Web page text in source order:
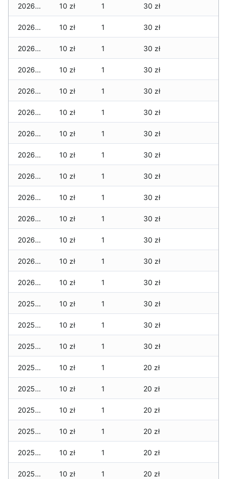
2026-01-15 10 zł 1 30 zł
2026-01-14 10 zł 1 30 zł
2026-01-13 10 zł 1 30 zł
2026-01-12 10 zł 1 30 zł
2026-01-11 10 zł 1 30 zł
2026-01-09 10 zł 1 30 zł
2026-01-08 10 zł 1 30 zł
2026-01-07 10 zł 1 30 zł
2026-01-06 10 zł 1 30 zł
2026-01-05 10 zł 1 30 zł
2026-01-04 10 zł 1 30 zł
2026-01-03 10 zł 1 30 zł
2026-01-02 10 zł 1 30 zł
2026-01-01 10 zł 1 30 zł
2025-12-31 10 zł 1 30 zł
2025-12-30 10 zł 1 30 zł
2025-12-29 10 zł 1 30 zł
2025-12-28 10 zł 1 20 zł
2025-12-27 10 zł 1 20 zł
2025-12-26 10 zł 1 20 zł
2025-12-25 10 zł 1 20 zł
2025-12-24 10 zł 1 20 zł
2025-12-23 10 zł 1 20 zł